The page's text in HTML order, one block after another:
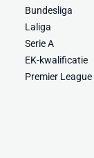
Bundesliga
Laliga
Serie A
EK-kwalificatie
Premier League